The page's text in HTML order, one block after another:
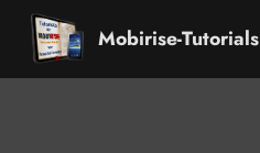
Mobirise-Tutorials